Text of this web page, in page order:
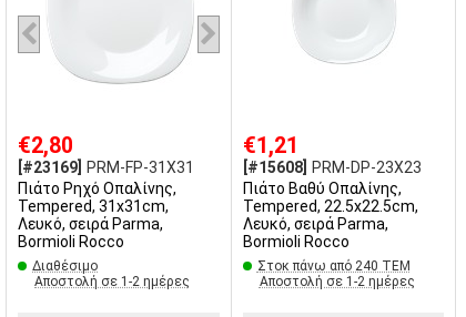
€2,80
[#23169]
PRM-FP-31X31
Πιάτο Ρηχό Οπαλίνης,
Tempered, 31x31cm,
Λευκό, σειρά Parma,
Bormioli Rocco
Διαθέσιμο
Αποστολή σε 1-2 ημέρες
€1,21
[#15608]
PRM-DP-23X23
Πιάτο Βαθύ Οπαλίνης,
Tempered, 22.5x22.5cm,
Λευκό, σειρά Parma,
Bormioli Rocco
Στοκ πάνω από 240 ΤΕΜ
Αποστολή σε 1-2 ημέρες